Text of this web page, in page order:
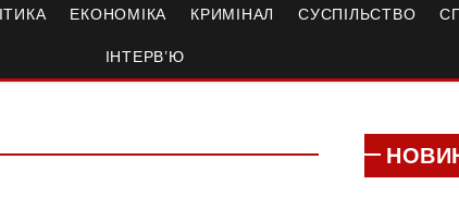
ЕКОНОМІКА КРИМІНАЛ СУСПІЛЬСТВО
ІНТЕРВ’Ю